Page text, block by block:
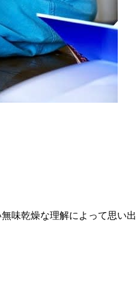
味乾燥な理解によって思い出